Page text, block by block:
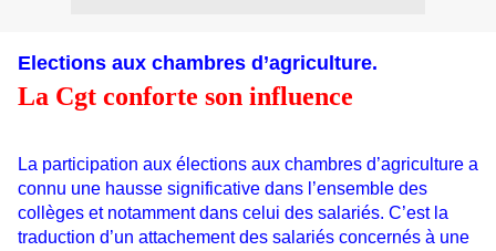
Elections aux chambres d’agriculture.
La Cgt conforte son influence
La participation aux élections aux chambres d’agriculture a
connu une hausse significative dans l’ensemble des
collèges et notamment dans celui des salariés. C’est la
traduction d’un attachement des salariés concernés à une